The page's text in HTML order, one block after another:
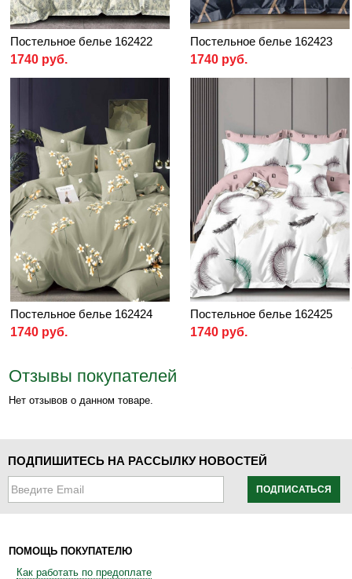
Постельное белье 162422
1740 руб.
Постельное белье 162423
1740 руб.
Постельное белье 162424
1740 руб.
Постельное белье 162425
1740 руб.
Отзывы покупателей
Нет отзывов о данном товаре.
ПОДПИШИТЕСЬ НА РАССЫЛКУ НОВОСТЕЙ
ПОДПИСАТЬСЯ
ПОМОЩЬ ПОКУПАТЕЛЮ
Как работать по предоплате